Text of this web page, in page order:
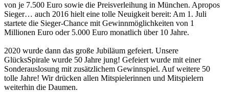
von je 7.500 Euro sowie die Preisverleihung in München. Apropos
Sieger… auch 2016 hielt eine tolle Neuigkeit bereit: Am 1. Juli
startete die Sieger-Chance mit Gewinnmöglichkeiten von 1
Millionen Euro oder 5.000 Euro monatlich über 10 Jahre.
2020 wurde dann das große Jubiläum gefeiert. Unsere
GlücksSpirale wurde 50 Jahre jung! Gefeiert wurde mit einer
Sonderauslosung mit zusätzlichem Gewinnspiel. Auf weitere 50
tolle Jahre! Wir drücken allen Mitspielerinnen und Mitspielern
weiterhin die Daumen.